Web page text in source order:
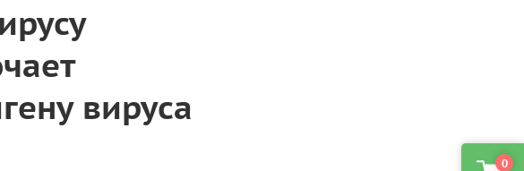
0
вируса